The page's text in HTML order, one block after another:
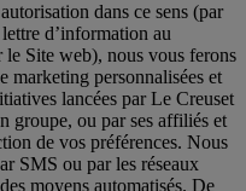
dans ce sens (par
d’information au
le Site web), nous vous ferons
marketing personnalisées et
lancées par Le Creuset
groupe, ou par ses affiliés et
de vos préférences. Nous
SMS ou par les réseaux
moyens automatisés. De